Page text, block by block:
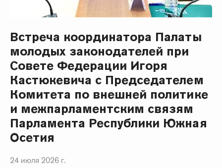
Встреча координатора Палаты
молодых законодателей при
Совете Федерации Игоря
Кастюкевича с Председателем
Комитета по внешней политике
и межпарламентским связям
Парламента Республики Южная
Осетия
24 июля 2026 г.